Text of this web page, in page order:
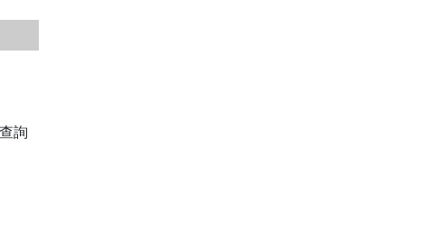
詢